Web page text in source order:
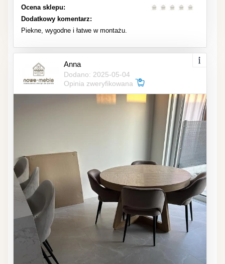
Ocena sklepu:
Dodatkowy komentarz:
Piekne, wygodne i łatwe w montażu.
Anna
Dodano: 2025-05-04
Opinia zweryfikowana